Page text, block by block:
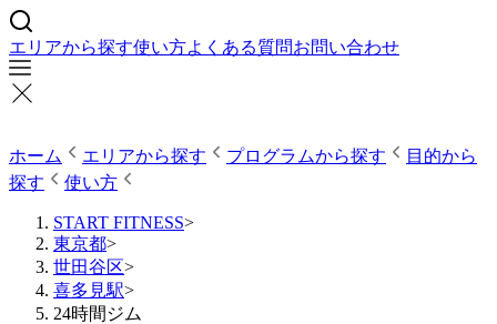
エリアから探す使い方よくある質問お問い合わせ
ホーム エリアから探す プログラムから探す
目的から
探す
使い方
START FITNESS>
東京都>
世田谷区>
喜多見駅>
24時間ジム